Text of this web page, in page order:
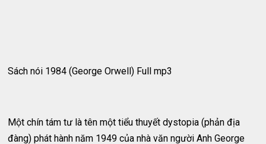
Sách nói 1984 (George Orwell) Full mp3
Một chín tám tư là tên một tiểu thuyết dystopia (phản địa
đàng) phát hành năm 1949 của nhà văn người Anh George